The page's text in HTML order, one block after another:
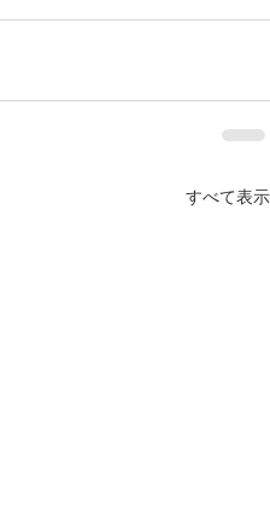
すべて表示